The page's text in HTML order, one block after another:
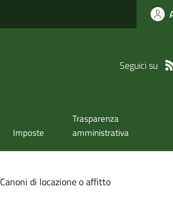
Seguici su
Imposte
Trasparenza
amministrativa
Canoni di locazione o affitto